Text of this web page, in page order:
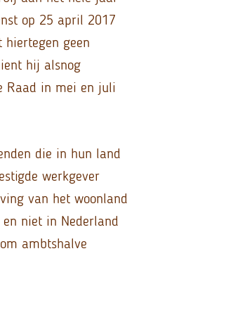
op 25 april 2017
geen
hij alsnog
Raad in mei en juli
die in hun land
werkgever
van het woonland
niet in Nederland
ambtshalve